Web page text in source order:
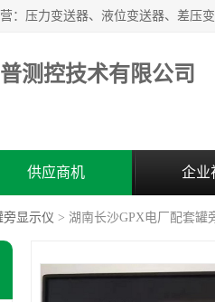
测控技术有限公司
供应商机 企业
旁显示仪 > 湖南长沙GPX电厂配套罐